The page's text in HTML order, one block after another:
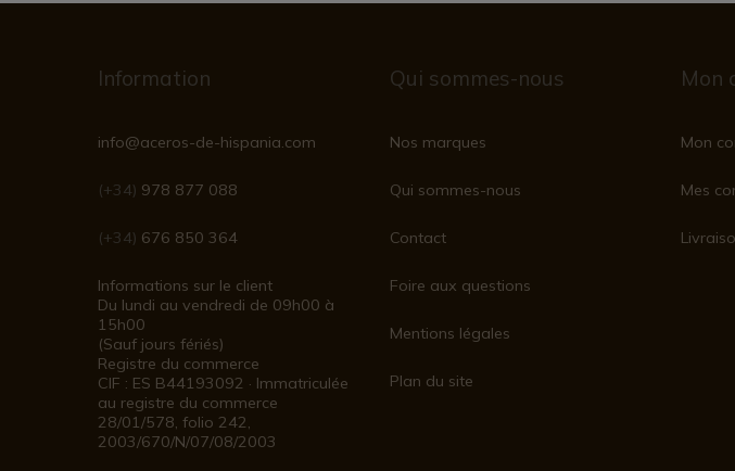
Information
info@aceros-de-hispania.com
(+34) 978 877 088
(+34) 676 850 364
Informations sur le client
Du lundi au vendredi de 09h00 à
15h00
(Sauf jours fériés)
Registre du commerce
CIF : ES B44193092 · Immatriculée
au registre du commerce
28/01/578, folio 242,
2003/670/N/07/08/2003
Qui sommes-nous
Nos marques
Qui sommes-nous
Contact
Foire aux questions
Mentions légales
Plan du site
Mon
Mon
Mes